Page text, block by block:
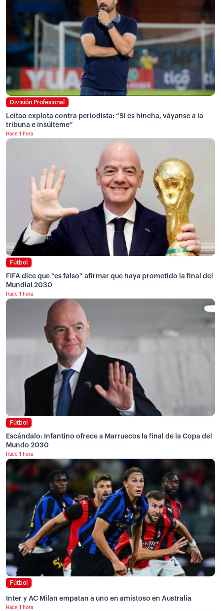
División Profesional
Leitao explota contra periodista: “Si es hincha, váyanse a la
tribuna e insúlteme”
Hace 1 hora
Fútbol
FIFA dice que “es falso” afirmar que haya prometido la final del
Mundial 2030
Hace 1 hora
Fútbol
Escándalo: Infantino ofrece a Marruecos la final de la Copa del
Mundo 2030
Hace 1 hora
Fútbol
Inter y AC Milan empatan a uno en amistoso en Australia
Hace 1 hora